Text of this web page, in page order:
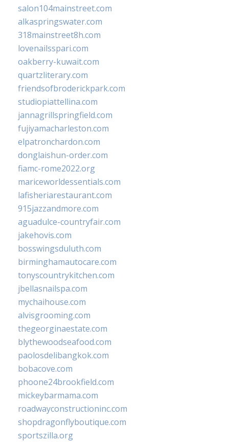
salon104mainstreet.com
alkaspringswater.com
318mainstreet8h.com
lovenailsspari.com
oakberry-kuwait.com
quartzliterary.com
friendsofbroderickpark.com
studiopiattellina.com
jannagrillspringfield.com
fujiyamacharleston.com
elpatronchardon.com
donglaishun-order.com
fiamc-rome2022.org
mariceworldessentials.com
lafisheriarestaurant.com
915jazzandmore.com
aguadulce-countryfair.com
jakehovis.com
bosswingsduluth.com
birminghamautocare.com
tonyscountrykitchen.com
jbellasnailspa.com
mychaihouse.com
alvisgrooming.com
thegeorginaestate.com
blythewoodseafood.com
paolosdelibangkok.com
bobacove.com
phoone24brookfield.com
mickeybarmama.com
roadwayconstructioninc.com
shopdragonflyboutique.com
sportszilla.org